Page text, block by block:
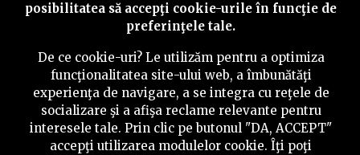
©2026 PressOne.ro
RSS NewslettereDespre noiPolitica editorială
posibilitatea să accepţi cookie-urile în funcţie de
preferinţele tale.
De ce cookie-uri? Le utilizăm pentru a optimiza
funcţionalitatea site-ului web, a îmbunătăţi
experienţa de navigare, a se integra cu reţele de
socializare şi a afişa reclame relevante pentru
interesele tale. Prin clic pe butonul "DA, ACCEPT"
accepţi utilizarea modulelor cookie. Îţi poţi